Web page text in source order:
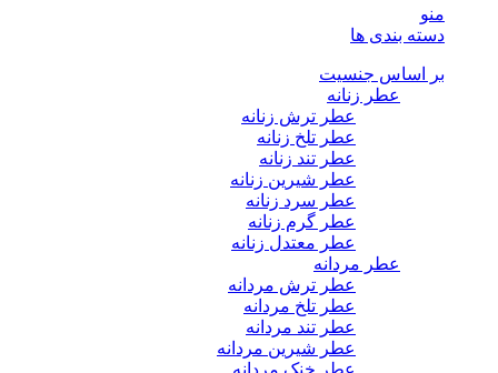
منو
دسته بندی ها
بر اساس جنسیت
عطر زنانه
عطر ترش زنانه
عطر تلخ زنانه
عطر تند زنانه
عطر شیرین زنانه
عطر سرد زنانه
عطر گرم زنانه
عطر معتدل زنانه
عطر مردانه
عطر ترش مردانه
عطر تلخ مردانه
عطر تند مردانه
عطر شیرین مردانه
عطر خنک مردانه